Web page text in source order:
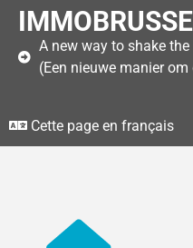
A new way to shake
(Een nieuwe manier
Cette page en français